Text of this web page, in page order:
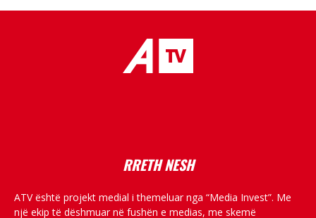
RRETH NESH
ATV është projekt medial i themeluar nga “Media Invest”. Me
një ekip të dëshmuar në fushën e medias, me skemë